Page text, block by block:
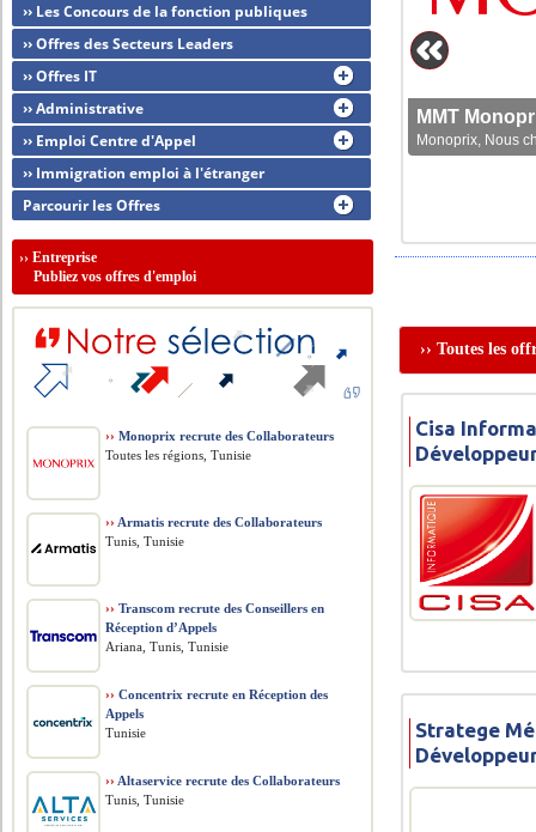
MMT
Monoprix, Nous
›› Toutes les
Cisa
Stratege
›› Les Concours de la fonction publiques
›› Offres des Secteurs Leaders
›› Offres IT
›› Administrative
›› Emploi Centre d'Appel
›› Immigration emploi à l'étranger
Parcourir les Offres
››Entreprise
Publiez vos offres d'emploi
›› Monoprix recrute des Collaborateurs
Toutes les régions, Tunisie
›› Armatis recrute des Collaborateurs
Tunis, Tunisie
›› Transcom recrute des Conseillers en
Réception d’Appels
Ariana, Tunis, Tunisie
›› Concentrix recrute en Réception des
Appels
Tunisie
›› Altaservice recrute des Collaborateurs
Tunis, Tunisie